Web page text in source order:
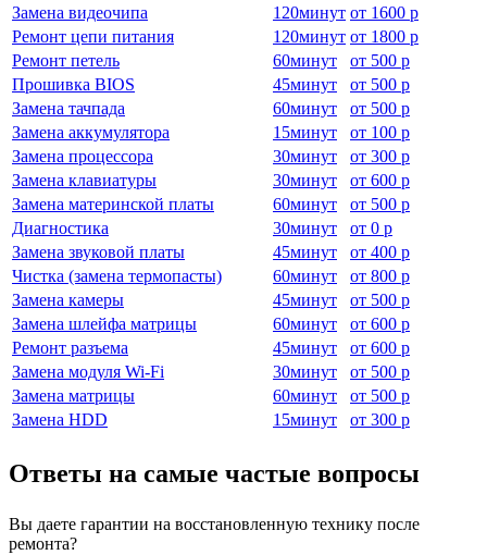
Замена видеочипа
120минут от 1600 р
Ремонт цепи питания
120минут от 1800 р
Ремонт петель
60минут от 500 р
Прошивка BIOS
45минут от 500 р
Замена тачпада
60минут от 500 р
Замена аккумулятора
15минут от 100 р
Замена процессора
30минут от 300 р
Замена клавиатуры
30минут от 600 р
Замена материнской платы
60минут от 500 р
Диагностика
30минут от 0 р
Замена звуковой платы
45минут от 400 р
Чистка (замена термопасты)
60минут от 800 р
Замена камеры
45минут от 500 р
Замена шлейфа матрицы
60минут от 600 р
Ремонт разъема
45минут от 600 р
Замена модуля Wi-Fi
30минут от 500 р
Замена матрицы
60минут от 500 р
Замена HDD
15минут от 300 р
Ответы на самые частые вопросы
Вы даете гарантии на восстановленную технику после
ремонта?